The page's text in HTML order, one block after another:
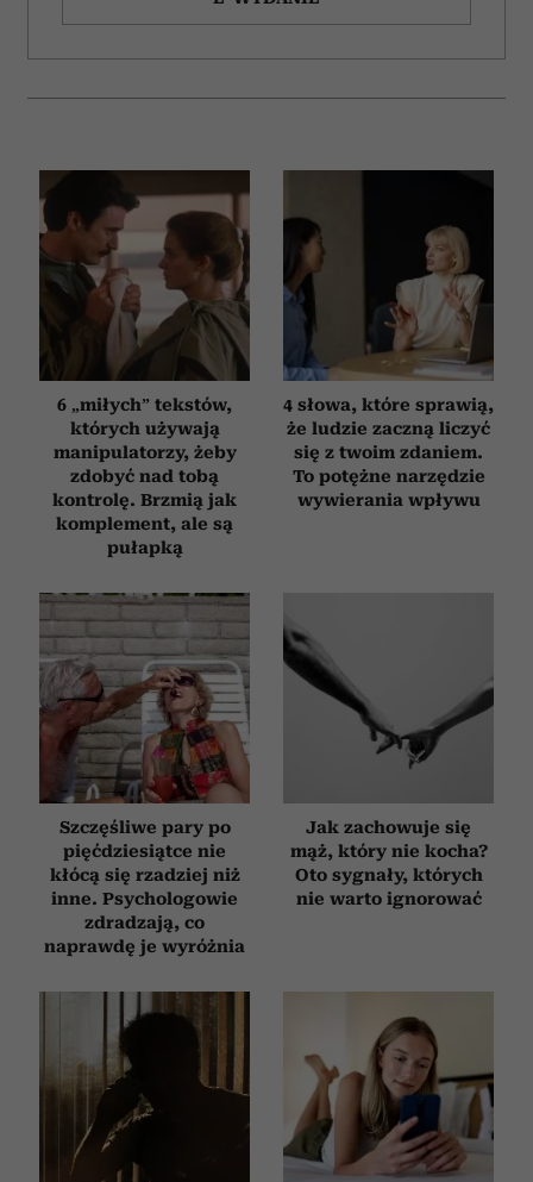
6 „miłych” tekstów,
których używają
manipulatorzy, żeby
zdobyć nad tobą
kontrolę. Brzmią jak
komplement, ale są
pułapką
4 słowa, które sprawią,
że ludzie zaczną liczyć
się z twoim zdaniem.
To potężne narzędzie
wywierania wpływu
Szczęśliwe pary po
pięćdziesiątce nie
kłócą się rzadziej niż
inne. Psychologowie
zdradzają, co
naprawdę je wyróżnia
Jak zachowuje się
mąż, który nie kocha?
Oto sygnały, których
nie warto ignorować